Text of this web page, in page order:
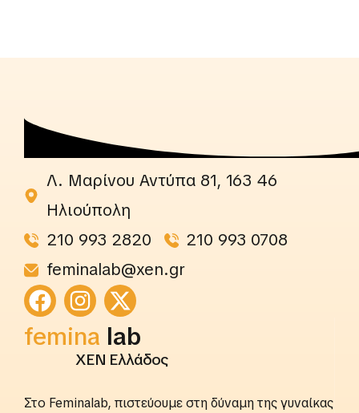
Λ. Μαρίνου Αντύπα 81, 163 46
Ηλιούπολη
210 993 2820
210 993 0708
feminalab@xen.gr
femina lab
rightslab
ΧΕΝ Ελλάδος
Στο Feminalab, πιστεύουμε στη δύναμη της γυναίκας